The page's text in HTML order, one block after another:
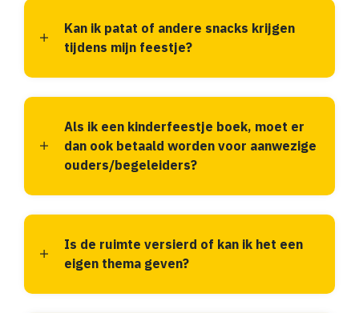
Kan ik patat of andere snacks krijgen
tijdens mijn feestje?
Als ik een kinderfeestje boek, moet er
dan ook betaald worden voor aanwezige
ouders/begeleiders?
Is de ruimte versierd of kan ik het een
eigen thema geven?